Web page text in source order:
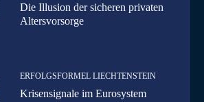
Die Illusion der sicheren privaten
Altersvorsorge
ERFOLGSFORMEL LIECHTENSTEIN
Krisensignale im Eurosystem